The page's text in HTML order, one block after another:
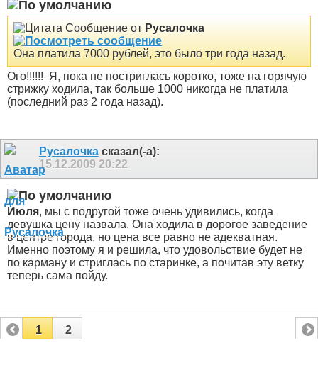
Сообщение от Русалочка
Она платила 7000 рублей, это было три года назад.
Ого!!!!!! Я, пока не постриглась коротко, тоже на горячую
стрижку ходила, так больше 1000 никогда не платила
(последний раз 2 года назад).
Русалочка сказал(-а):
15.12.2009 20:22
Июля, мы с подругой тоже очень удивились, когда
девушка цену назвала. Она ходила в дорогое завeдeние
в центре города, но цена все равно не адекватная.
Именно поэтому я и решила, что удовольствие будет не
по карману и стриглась по старинке, а почитав эту ветку
теперь сама пойду.
1 2